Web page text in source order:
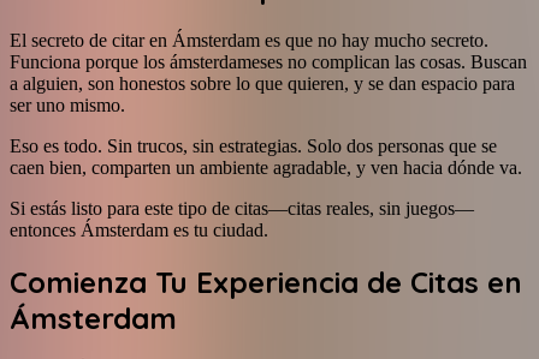
El secreto de citar en Ámsterdam es que no hay mucho secreto.
Funciona porque los ámsterdameses no complican las cosas. Buscan
a alguien, son honestos sobre lo que quieren, y se dan espacio para
ser uno mismo.
Eso es todo. Sin trucos, sin estrategias. Solo dos personas que se
caen bien, comparten un ambiente agradable, y ven hacia dónde va.
Si estás listo para este tipo de citas—citas reales, sin juegos—
entonces Ámsterdam es tu ciudad.
Comienza Tu Experiencia de Citas en
Ámsterdam